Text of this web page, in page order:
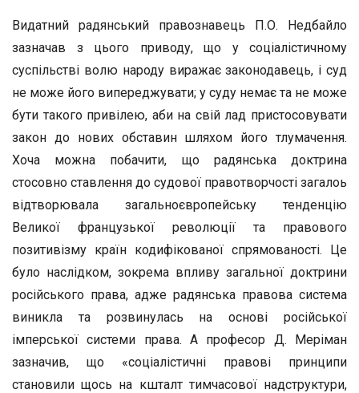
Видатний радянський правознавець П.О. Недбайло
зазначав з цього приводу, що у соціалістичному
суспільстві волю народу виражає законодавець, і суд
не може його випереджувати; у суду немає та не може
бути такого привілею, аби на свій лад пристосовувати
закон до нових обставин шляхом його тлумачення.
Хоча можна побачити, що радянська доктрина
стосовно ставлення до судової правотворчості загалоь
відтворювала загальноєвропейську тенденцію
Великої французької революції та правового
позитивізму країн кодифікованої спрямованості. Це
було наслідком, зокрема впливу загальної доктрини
російського права, адже радянська правова система
виникла та розвинулась на основі російської
імперської системи права. А професор Д. Меріман
зазначив, що «соціалістичні правові принципи
становили щось на кшталт тимчасової надструктури,